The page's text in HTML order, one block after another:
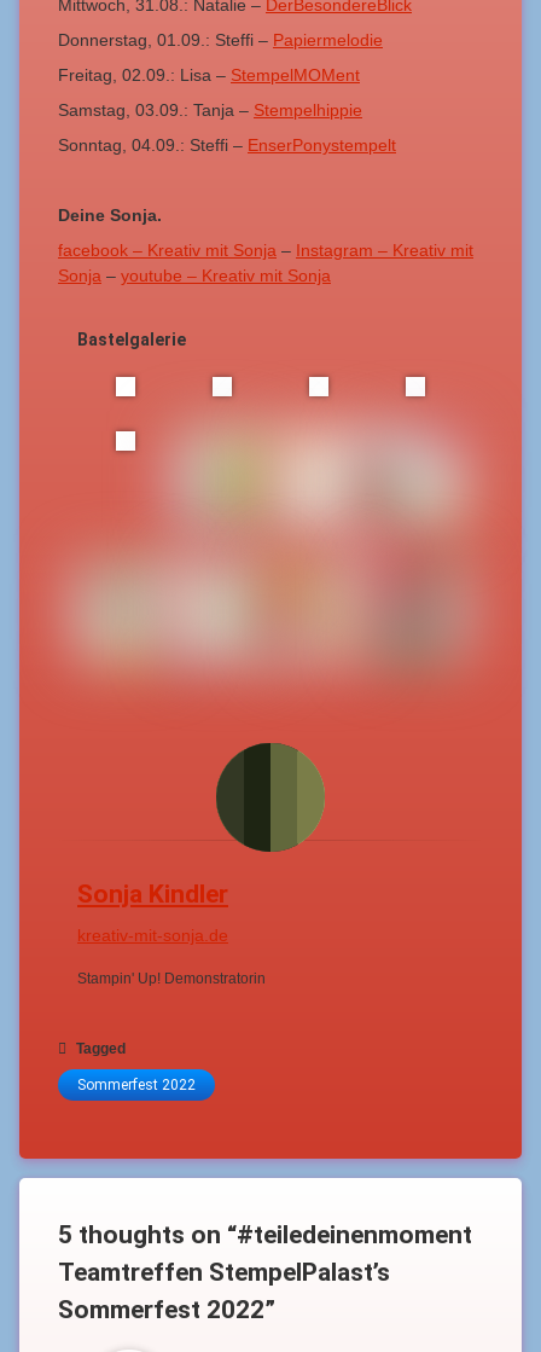
Mittwoch, 31.08.: Natalie – DerBesondereBlick
Donnerstag, 01.09.: Steffi – Papiermelodie
Freitag, 02.09.: Lisa – StempelMOMent
Samstag, 03.09.: Tanja – Stempelhippie
Sonntag, 04.09.: Steffi – EnserPonystempelt
Deine Sonja.
facebook – Kreativ mit Sonja – Instagram – Kreativ mit
Sonja – youtube – Kreativ mit Sonja
Bastelgalerie
Sonja Kindler
kreativ-mit-sonja.de
Stampin' Up! Demonstratorin
Tagged
Sommerfest 2022
5 thoughts on “#teiledeinenmoment
Teamtreffen StempelPalast’s
Sommerfest 2022”